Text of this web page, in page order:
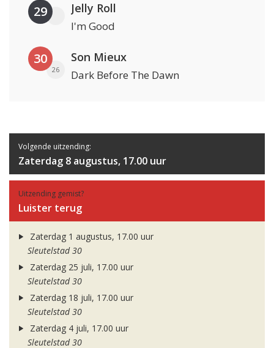
29 Jelly Roll
I'm Good
30
26
Son Mieux
Dark Before The Dawn
Volgende uitzending:
Zaterdag 8 augustus, 17.00 uur
Uitzending gemist?
Luister terug
Zaterdag 1 augustus, 17.00 uur
Sleutelstad 30
Zaterdag 25 juli, 17.00 uur
Sleutelstad 30
Zaterdag 18 juli, 17.00 uur
Sleutelstad 30
Zaterdag 4 juli, 17.00 uur
Sleutelstad 30